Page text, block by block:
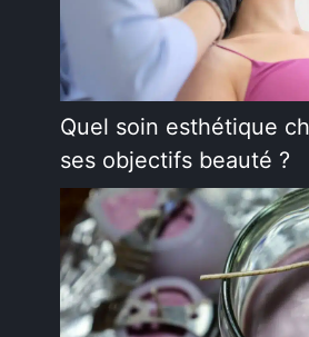
Quel soin esthétique
ses objectifs beauté ?